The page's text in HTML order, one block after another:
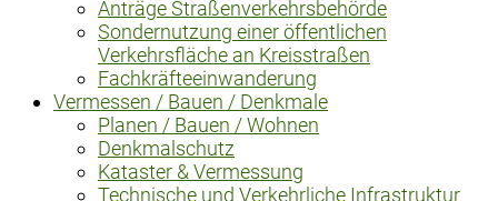
Anträge Straßenverkehrsbehörde
Sondernutzung einer öffentlichen
Verkehrsfläche an Kreisstraßen
Fachkräfteeinwanderung
Vermessen / Bauen / Denkmale
Planen / Bauen / Wohnen
Denkmalschutz
Kataster & Vermessung
Technische und Verkehrliche Infrastruktur